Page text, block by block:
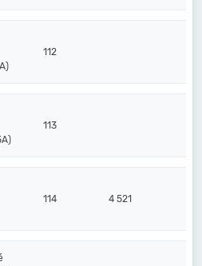
112
113
114 4 521